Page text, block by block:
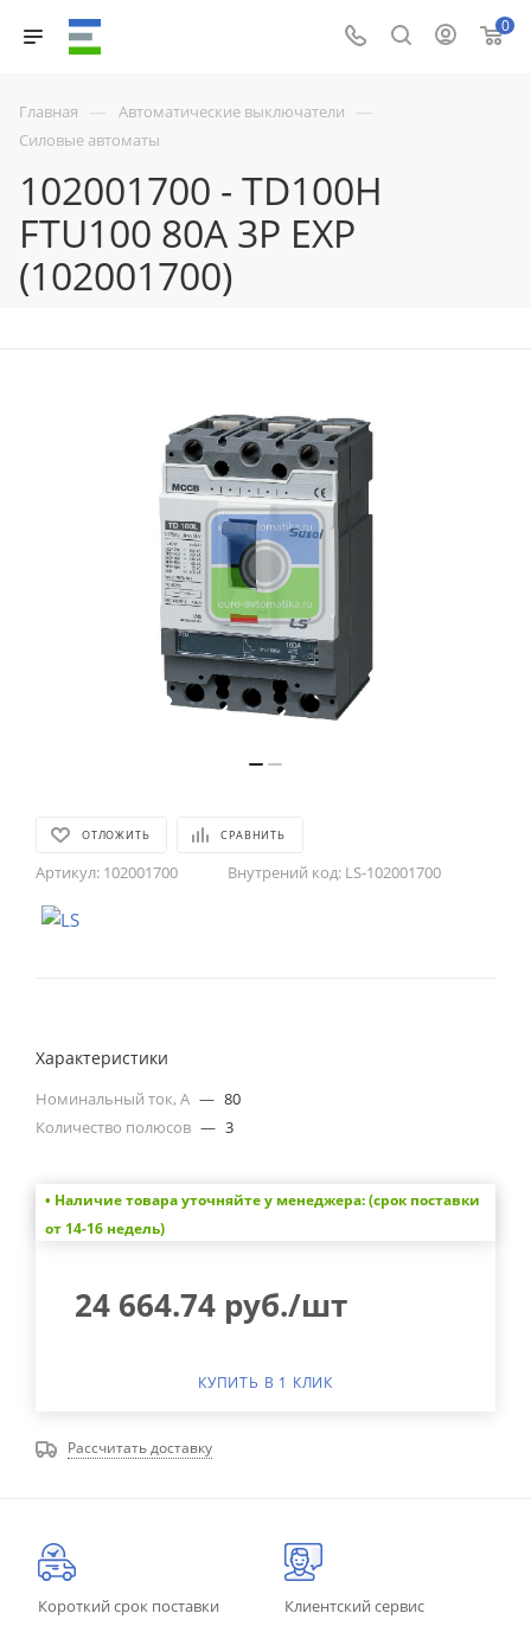
0
Главная — Автоматические выключатели —
Силовые автоматы
102001700 - TD100H
FTU100 80A 3P EXP
(102001700)
ОТЛОЖИТЬ СРАВНИТЬ
Артикул: 102001700 Внутрений код: LS-102001700
Характеристики
Номинальный ток, А — 80
Количество полюсов — 3
• Наличие товара уточняйте у менеджера: (срок поставки
от 14-16 недель)
24 664.74 руб./шт
КУПИТЬ В 1 КЛИК
Рассчитать доставку
Короткий срок поставки Клиентский сервис